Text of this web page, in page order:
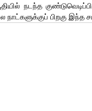
நடந்த
பிறகு இந்த